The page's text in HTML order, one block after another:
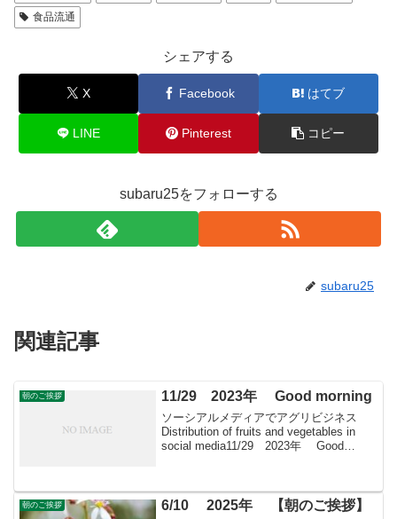
食品流通
シェアする
X Facebook はてブ
LINE Pinterest コピー
subaru25をフォローする
subaru25
関連記事
朝のご挨拶 11/29 2023年 Good morning
ソーシアルメディアでアグリビジネス
Distribution of fruits and vegetables in
social media11/29 2023年 Good
朝のご挨拶 6/10 2025年 【朝のご挨拶】